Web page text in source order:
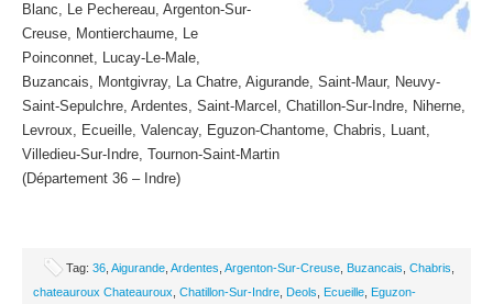
Blanc, Le Pechereau, Argenton-Sur-
Creuse, Montierchaume, Le
Poinconnet, Lucay-Le-Male,
Buzancais, Montgivray, La Chatre, Aigurande, Saint-Maur, Neuvy-
Saint-Sepulchre, Ardentes, Saint-Marcel, Chatillon-Sur-Indre, Niherne,
Levroux, Ecueille, Valencay, Eguzon-Chantome, Chabris, Luant,
Villedieu-Sur-Indre, Tournon-Saint-Martin
(Département 36 – Indre)
Tag: 36 Aigurande Ardentes Argenton-Sur-Creuse Buzancais Chabris
chateauroux Chateauroux Chatillon-Sur-Indre Deols Ecueille Eguzon-